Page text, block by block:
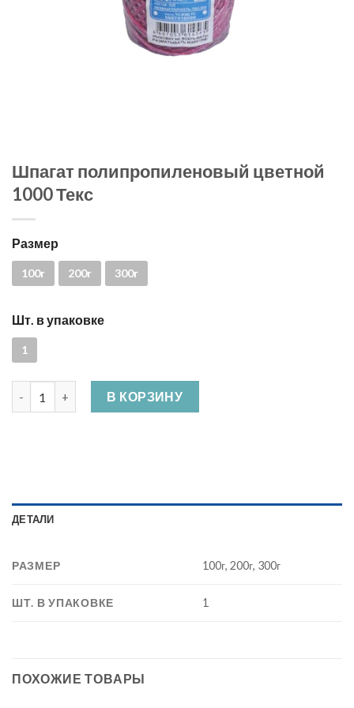
Шпагат полипропиленовый цветной
1000 Текс
Размер
100г 200г 300г
Шт. в упаковке
1
Количество Шпагат полипропиленовый цветной 1000 Текс
В КОРЗИНУ
ДЕТАЛИ
РАЗМЕР 100г, 200г, 300г
ШТ. В УПАКОВКЕ 1
ПОХОЖИЕ ТОВАРЫ